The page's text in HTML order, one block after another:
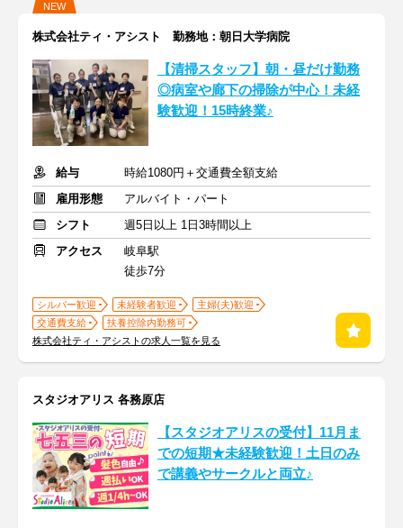
NEW
株式会社ティ・アシスト 勤務地：朝日大学病院
【清掃スタッフ】朝・昼だけ勤務
◎病室や廊下の掃除が中心！未経
験歓迎！15時終業♪
給与
時給1080円＋交通費全額支給
雇用形態
アルバイト・パート
シフト
週5日以上 1日3時間以上
アクセス
岐阜駅
徒歩7分
シルバー歓迎 未経験者歓迎
主婦(夫)歓迎
交通費支給
扶養控除内勤務可
株式会社ティ・アシストの求人一覧を見る
スタジオアリス 各務原店
【スタジオアリスの受付】11月ま
での短期★未経験歓迎！土日のみ
で講義やサークルと両立♪